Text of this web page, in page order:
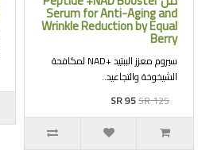
Serum for Anti-Aging and
Wrinkle Reduction by Equal
Berry
سيروم معزز الببتيد +NAD لمكافحة
الشيخوخة والتجاعيد..
SR 95SR 125